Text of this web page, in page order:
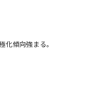
化傾向強まる。